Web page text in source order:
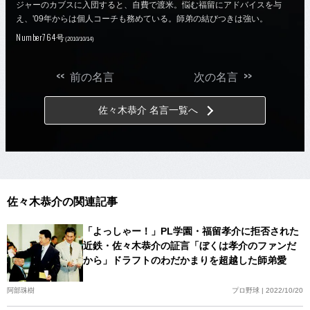
ジャーのカブスに入団すると、自費で渡米。悩む福留にアドバイスを与
え、'09年からは個人コーチも務めている。師弟の結びつきは強い。
Number764号(2010/10/14)
<< 前の名言 次の名言>>
佐々木恭介 名言一覧へ
佐々木恭介の関連記事
「よっしゃー！」PL学園・福留孝介に拒否された
近鉄・佐々木恭介の証言「ぼくは孝介のファンだ
から」ドラフトのわだかまりを超越した師弟愛
阿部珠樹 プロ野球 | 2022/10/20